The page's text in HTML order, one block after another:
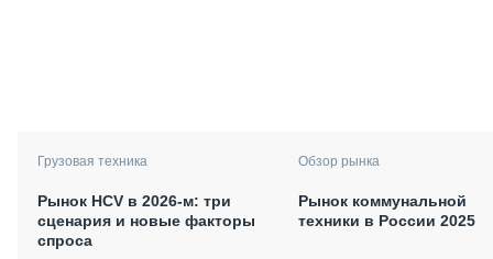
Грузовая техника
Рынок HCV в 2026-м: три
сценария и новые факторы
спроса
Обзор рынка
Рынок коммунальной
техники в России 2025